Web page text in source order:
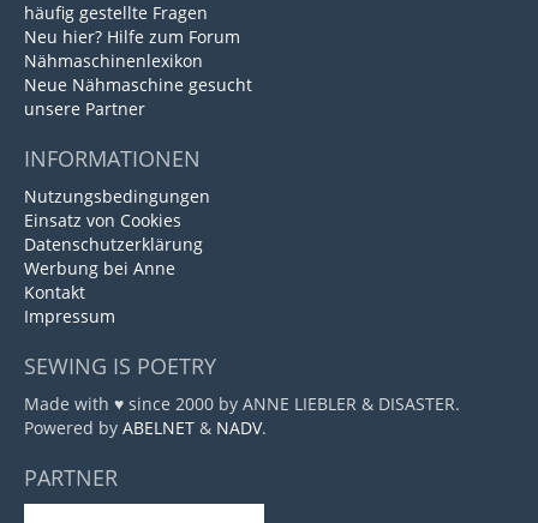
häufig gestellte Fragen
Neu hier? Hilfe zum Forum
Nähmaschinenlexikon
Neue Nähmaschine gesucht
unsere Partner
INFORMATIONEN
Nutzungsbedingungen
Einsatz von Cookies
Datenschutzerklärung
Werbung bei Anne
Kontakt
Impressum
SEWING IS POETRY
Made with ♥ since 2000 by ANNE LIEBLER & DISASTER.
Powered by ABELNET & NADV.
PARTNER